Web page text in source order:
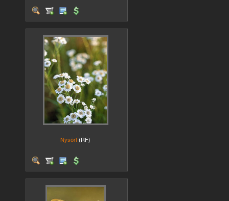
Nysört (RF)